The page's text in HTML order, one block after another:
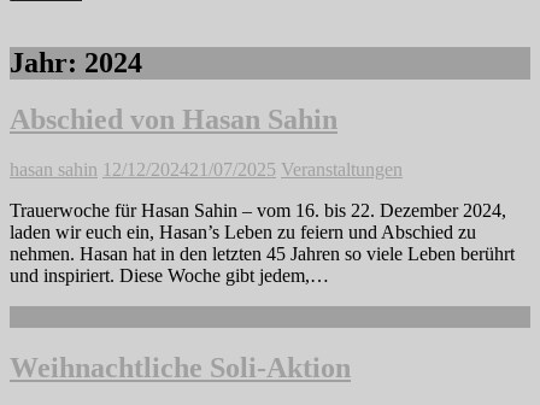
Jahr: 2024
Abschied von Hasan Sahin
hasan sahin 12/12/202421/07/2025 Veranstaltungen
Trauerwoche für Hasan Sahin – vom 16. bis 22. Dezember 2024,
laden wir euch ein, Hasan’s Leben zu feiern und Abschied zu
nehmen. Hasan hat in den letzten 45 Jahren so viele Leben berührt
und inspiriert. Diese Woche gibt jedem,…
Weihnachtliche Soli-Aktion